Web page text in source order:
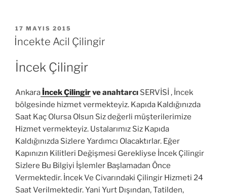
YAYIM
TARIHI
17 MAYIS 2015
İncekte Acil Çilingir
İncek Çilingir
Ankara İncek Çilingirve anahtarcı SERVİSİ , İncek
bölgesinde hizmet vermekteyiz. Kapıda Kaldığınızda
Saat Kaç Olursa Olsun Siz değerli müşterilerimize
Hizmet vermekteyiz. Ustalarımız Siz Kapıda
Kaldığınızda Sizlere Yardımcı Olacaktırlar. Eğer
Kapınızın Kilitleri Değişmesi Gerekliyse İncek Çilingir
Sizlere Bu Bilgiyi İşlemler Başlamadan Önce
Vermektedir. İncek Ve Civarındaki Çilingir Hizmeti 24
Saat Verilmektedir. Yani Yurt Dışından, Tatilden,